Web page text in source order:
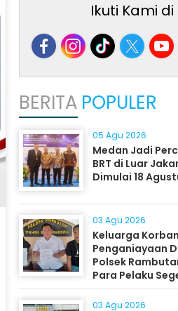
Ikuti Kami di
BERITA POPULER
05 Agu 2026
Medan Jadi
BRT di Luar
Dimulai 18
03 Agu 2026
Keluarga Korban
Penganiayaan
Polsek
Para Pelaku
Ditangkap
03 Agu 2026